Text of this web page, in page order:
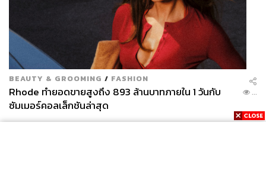
จุดเด่นที่ลืมไม่ได้คือ Grand Master Bedroom ห้องนอนขนาด
ใหญ่ที่แบ่งโซน Walk-in Closet ให้เชื่อมต่อห้องน้ำแบบ His &
BEAUTY & GROOMING / FASHION
Rhode ทำยอดขายสูงถึง 893 ล้านบาทภายใน 1 วันกับ
ซัมเมอร์คอลเล็กชันล่าสุด
...